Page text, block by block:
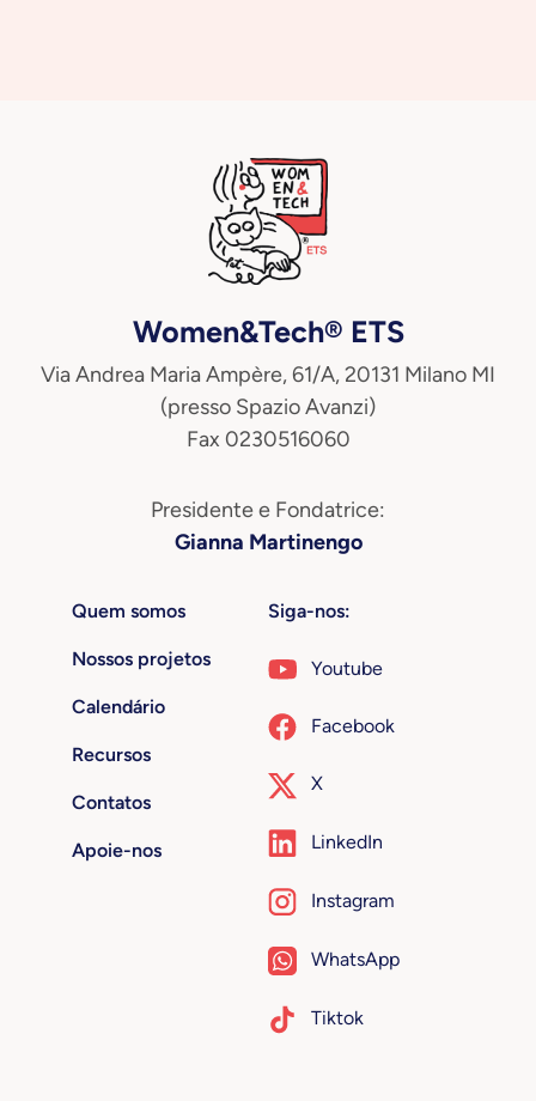
Women&Tech® ETS
Via Andrea Maria Ampère, 61/A, 20131 Milano MI
(presso Spazio Avanzi)
Fax 0230516060
Presidente e Fondatrice:
Gianna Martinengo
Quem somos
Nossos projetos
Calendário
Recursos
Contatos
Apoie-nos
Siga-nos:
Youtube
Facebook
X
LinkedIn
Instagram
WhatsApp
Tiktok